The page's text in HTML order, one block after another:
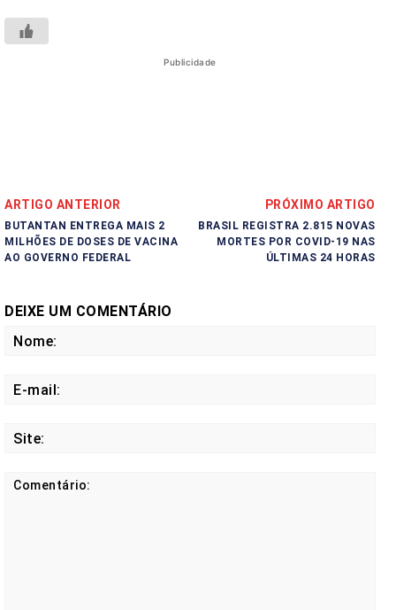
Publicidade
ARTIGO ANTERIOR
BUTANTAN ENTREGA MAIS 2
MILHÕES DE DOSES DE VACINA
AO GOVERNO FEDERAL
PRÓXIMO ARTIGO
BRASIL REGISTRA 2.815 NOVAS
MORTES POR COVID-19 NAS
ÚLTIMAS 24 HORAS
DEIXE UM COMENTÁRIO